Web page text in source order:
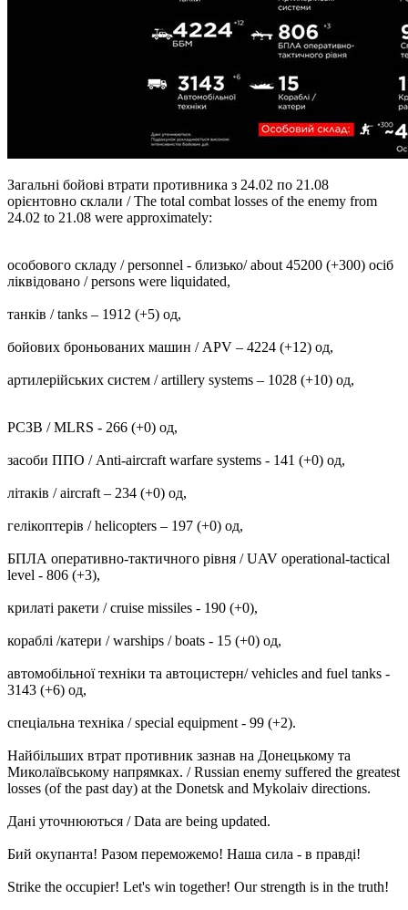
Загальні бойові втрати противника з 24.02 по 21.08
орієнтовно склали / The total combat losses of the enemy from
24.02 to 21.08 were approximately:
особового складу / personnel - близько/ about 45200 (+300) осіб
ліквідовано / persons were liquidated,
танків / tanks ‒ 1912 (+5) од,
бойових броньованих машин / APV ‒ 4224 (+12) од,
артилерійських систем / artillery systems – 1028 (+10) од,
РСЗВ / MLRS - 266 (+0) од,
засоби ППО / Anti-aircraft warfare systems - 141 (+0) од,
літаків / aircraft – 234 (+0) од,
гелікоптерів / helicopters – 197 (+0) од,
БПЛА оперативно-тактичного рівня / UAV operational-tactical
level - 806 (+3),
крилаті ракети / cruise missiles - 190 (+0),
кораблі /катери / warships / boats - 15 (+0) од,
автомобільної техніки та автоцистерн/ vehicles and fuel tanks -
3143 (+6) од,
спеціальна техніка / special equipment - 99 (+2).
Найбільших втрат противник зазнав на Донецькому та
Миколаївському напрямках. / Russian enemy suffered the greatest
losses (of the past day) at the Donetsk and Mykolaiv directions.
Дані уточнюються / Data are being updated.
Бий окупанта! Разом переможемо! Наша сила - в правді!
Strike the occupier! Let's win together! Our strength is in the truth!